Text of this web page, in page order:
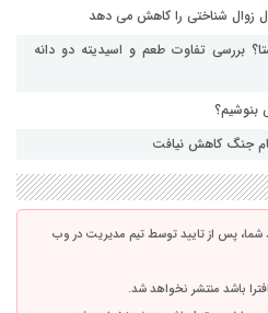
شناختی را کاهش می دهد
بررسی تفاوت طعم و اسیدیته دو دانه
جنگ کاهش نیافت
پس از تایید توسط تیم مدیریت در وب
باشد منتشر نخواهد شد.